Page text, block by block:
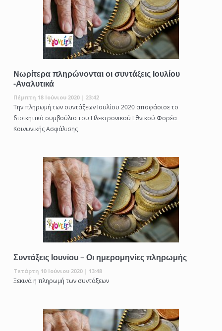
Νωρίτερα πληρώνονται οι συντάξεις Ιουλίου
-Αναλυτικά
Πέμπτη 18 Ιούνιου 2020 | 23:42
Την πληρωμή των συντάξεων Ιουλίου 2020 αποφάσισε το
διοικητικό συμβούλιο του Ηλεκτρονικού Εθνικού Φορέα
Κοινωνικής Ασφάλισης
Συντάξεις Ιουνίου – Οι ημερομηνίες πληρωμής
Τετάρτη 10 Ιούνιου 2020 | 13:48
Ξεκινά η πληρωμή των συντάξεων